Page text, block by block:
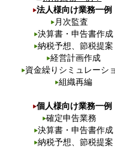
法人様向け業務一例
月次監査
決算書・申告書作成
納税予想、節税提案
経営計画作成
資金繰りシミュレーシ
組織再編
個人様向け業務一例
確定申告業務
決算書・申告書作成
納税予想、節税提案